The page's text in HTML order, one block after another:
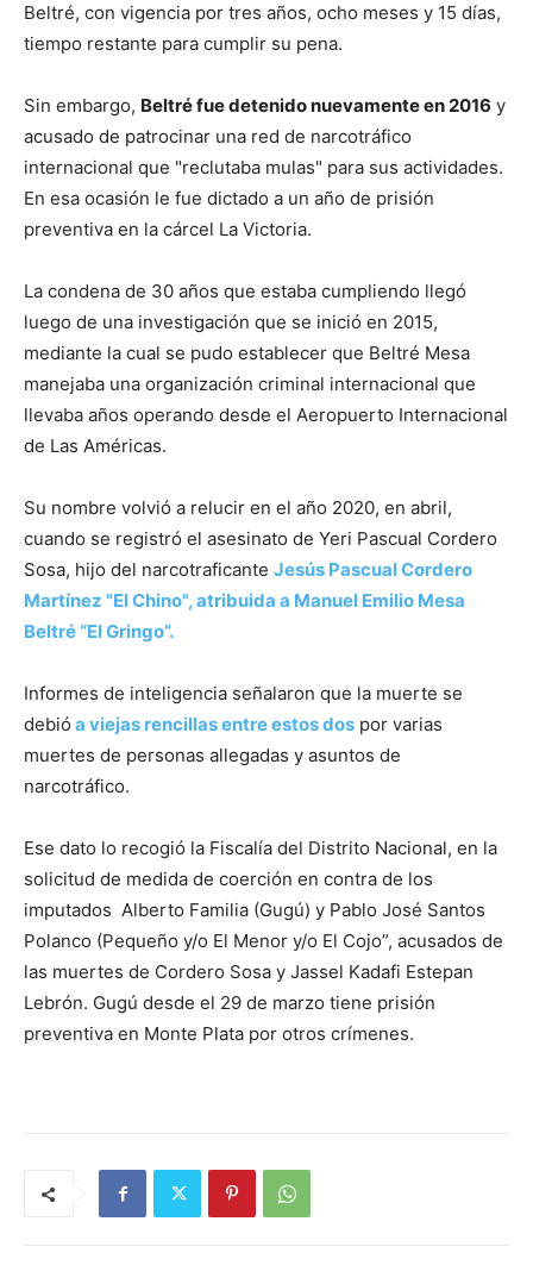
Beltré, con vigencia por tres años, ocho meses y 15 días,
tiempo restante para cumplir su pena.
Sin embargo, Beltré fue detenido nuevamente en 2016 y
acusado de patrocinar una red de narcotráfico
internacional que "reclutaba mulas" para sus actividades.
En esa ocasión le fue dictado a un año de prisión
preventiva en la cárcel La Victoria.
La condena de 30 años que estaba cumpliendo llegó
luego de una investigación que se inició en 2015,
mediante la cual se pudo establecer que Beltré Mesa
manejaba una organización criminal internacional que
llevaba años operando desde el Aeropuerto Internacional
de Las Américas.
Su nombre volvió a relucir en el año 2020, en abril,
cuando se registró el asesinato de Yeri Pascual Cordero
Sosa, hijo del narcotraficante Jesús Pascual Cordero
Martínez "El Chino", atribuida a Manuel Emilio Mesa
Beltré “El Gringo”.
Informes de inteligencia señalaron que la muerte se
debió a viejas rencillas entre estos dos por varias
muertes de personas allegadas y asuntos de
narcotráfico.
Ese dato lo recogió la Fiscalía del Distrito Nacional, en la
solicitud de medida de coerción en contra de los
imputados Alberto Familia (Gugú) y Pablo José Santos
Polanco (Pequeño y/o El Menor y/o El Cojo”, acusados de
las muertes de Cordero Sosa y Jassel Kadafi Estepan
Lebrón. Gugú desde el 29 de marzo tiene prisión
preventiva en Monte Plata por otros crímenes.